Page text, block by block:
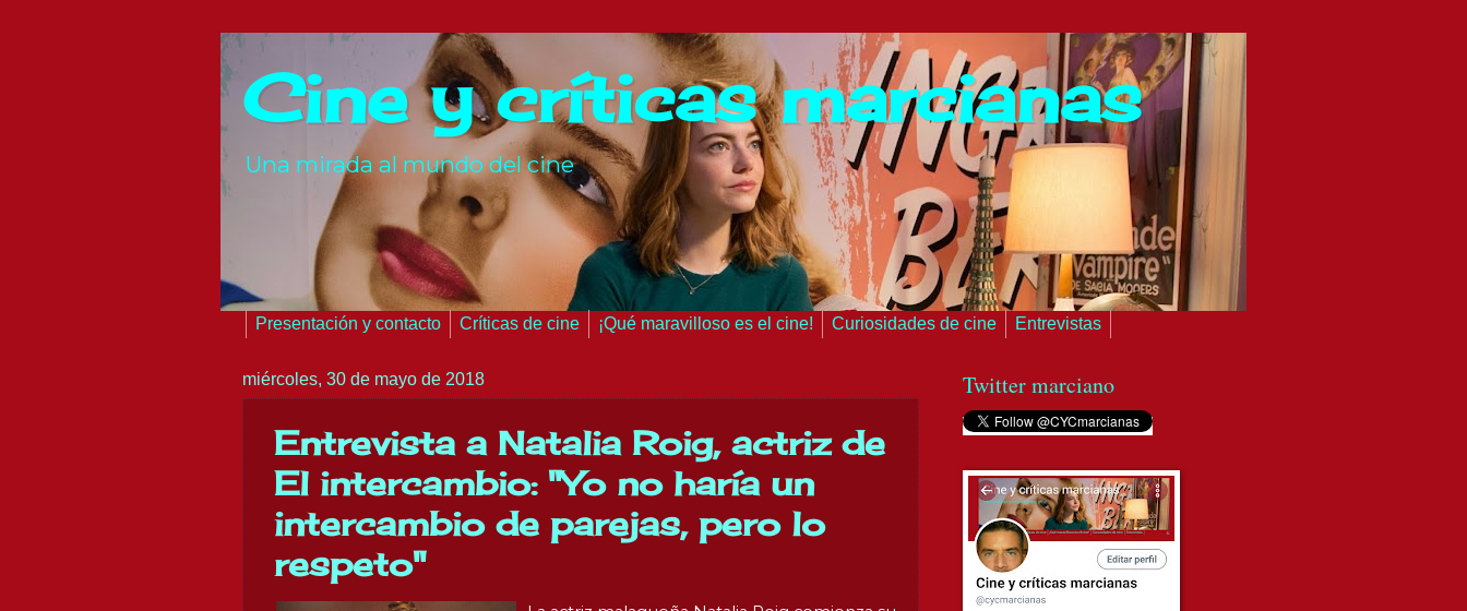
Cine y críticas marcianas
Una mirada al mundo del cine
Presentación y contacto Críticas de cine ¡Qué maravilloso es el cine! Curiosidades de cine Entrevistas
miércoles, 30 de mayo de 2018
Entrevista a Natalia Roig, actriz de
El intercambio: "Yo no haría un
intercambio de parejas, pero lo
respeto"
Twitter marciano